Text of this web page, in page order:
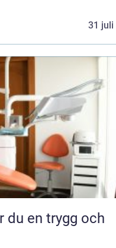
31 juli